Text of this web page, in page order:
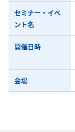
セミナー・イベ
ント名
開催日時
会場